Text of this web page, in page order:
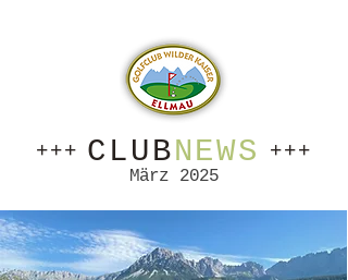
CLUBNEWS
März 2025
+++ +++